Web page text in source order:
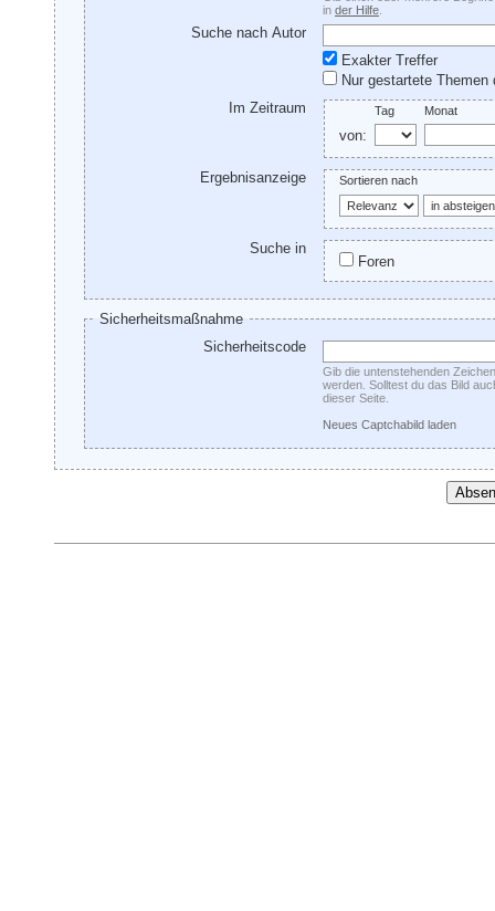
in der Hilfe
Suche nach Autor
Exakter Treffer
Nur gestartete
Im Zeitraum
von:
Tag Monat
Ergebnisanzeige Sortieren nach
Suche in
Foren
Sicherheitsmaßnahme
Sicherheitscode
Gib die untenstehenden
werden. Solltest du das Bild
dieser Seite.
Neues Captchabild laden